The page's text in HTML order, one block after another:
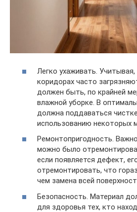
Легко ухаживать.
коридорах часто
должен быть, по крайней
влажной уборке. В
должна поддаваться
использованию некоторых
Ремонтопригодность.
можно было
если появляется дефект,
отремонтировать, что
чем замена всей
Безопасность. Материал
для здоровья тех, кто